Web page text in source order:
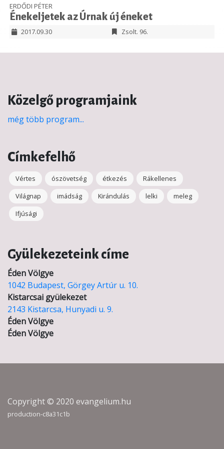
ERDŐDI PÉTER
Énekeljetek az Úrnak új éneket
2017.09.30 Zsolt. 96.
Közelgő programjaink
még több program...
Címkefelhő
Vértes ószövetség étkezés
Rákellenes
Világnap
imádság Kirándulás lelki
meleg
Ifjúsági
Gyülekezeteink címe
Éden Völgye
1042 Budapest, Görgey Artúr u. 10.
Kistarcsai gyülekezet
2143 Kistarcsa, Hunyadi u. 9.
Éden Völgye
Éden Völgye
Copyright © 2020 evangelium.hu
production-c8a31c1b